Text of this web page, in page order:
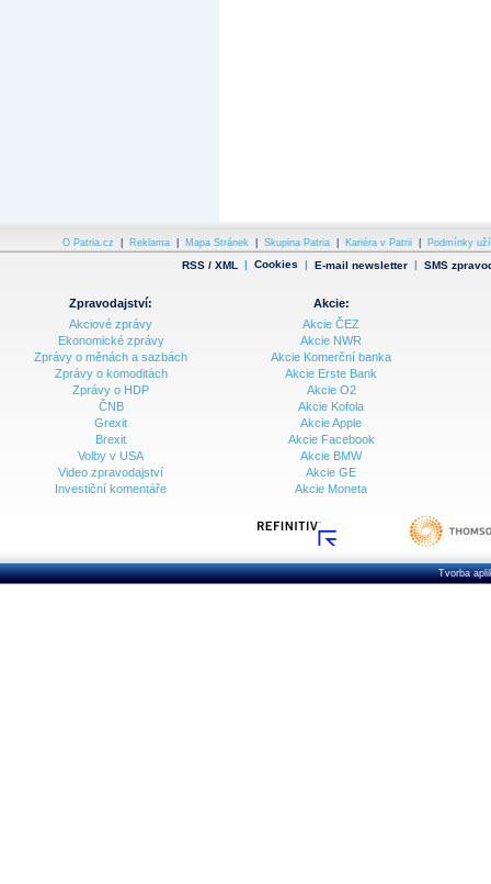
O Patria.cz Reklama Mapa Stránek Skupina Patria Kariéra v Patrii Podmínky
RSS / XML | Cookies | E-mail newsletter | SMS
Zpravodajství:
Akciové zprávy
Ekonomické zprávy
Zprávy o měnách a sazbách
Zprávy o komoditách
Zprávy o HDP
ČNB
Grexit
Brexit
Volby v USA
Video zpravodajství
Investiční komentáře
Akcie:
Akcie ČEZ
Akcie NWR
Akcie Komerční banka
Akcie Erste Bank
Akcie O2
Akcie Kofola
Akcie Apple
Akcie Facebook
Akcie BMW
Akcie GE
Akcie Moneta
Tvorba